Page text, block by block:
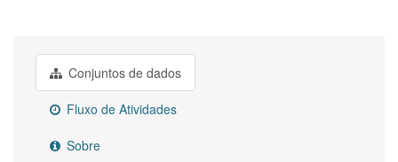
Conjuntos de dados
Fluxo de Atividades
Sobre